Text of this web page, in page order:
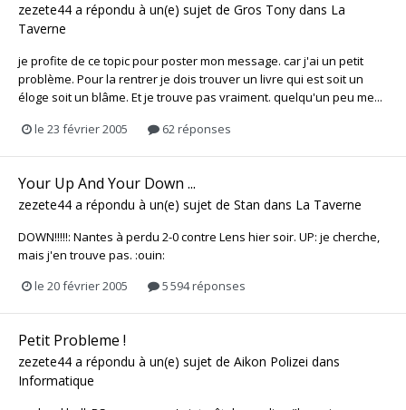
zezete44 a répondu à un(e) sujet de Gros Tony dans La
Taverne
je profite de ce topic pour poster mon message. car j'ai un petit
problème. Pour la rentrer je dois trouver un livre qui est soit un
éloge soit un blâme. Et je trouve pas vraiment. quelqu'un peu me...
le 23 février 2005
62 réponses
Your Up And Your Down ...
zezete44 a répondu à un(e) sujet de Stan dans La Taverne
DOWN!!!!!: Nantes à perdu 2-0 contre Lens hier soir. UP: je cherche,
mais j'en trouve pas. :ouin:
le 20 février 2005
5 594 réponses
Petit Probleme !
zezete44 a répondu à un(e) sujet de Aikon Polizei dans
Informatique